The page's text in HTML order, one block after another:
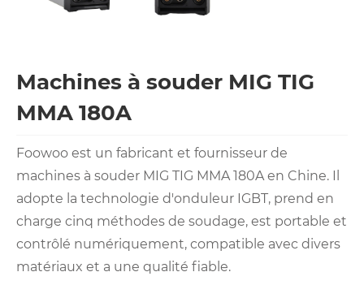
Machines à souder MIG TIG
MMA 180A
Foowoo est un fabricant et fournisseur de
machines à souder MIG TIG MMA 180A en Chine. Il
adopte la technologie d'onduleur IGBT, prend en
charge cinq méthodes de soudage, est portable et
contrôlé numériquement, compatible avec divers
matériaux et a une qualité fiable.